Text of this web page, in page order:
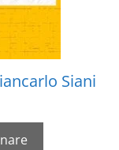
Siani